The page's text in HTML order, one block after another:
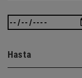
Hasta